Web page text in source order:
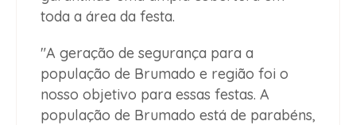
toda a área da festa.
"A geração de segurança para a
população de Brumado e região foi o
nosso objetivo para essas festas. A
população de Brumado está de parabéns,